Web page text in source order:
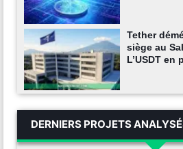
Tether
siège au
L’USDT en
DERNIERS PROJETS